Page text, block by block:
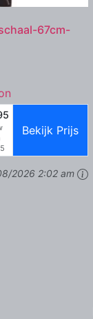
67cm-
Bekijk Prijs
2026 2:02 am